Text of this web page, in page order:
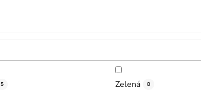
5 Zelená 8